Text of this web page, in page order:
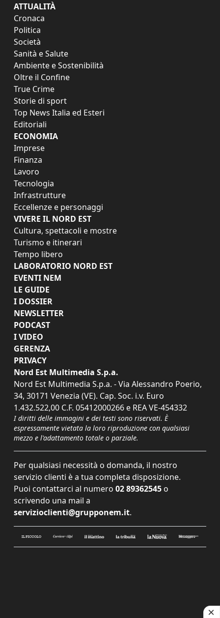
ATTUALITÀ
Cronaca
Politica
Società
Sanità e Salute
Ambiente e Sostenibilità
Oltre il Confine
True Crime
Storie di sport
Top News Italia ed Esteri
Editoriali
ECONOMIA
Imprese
Finanza
Lavoro
Tecnologia
Infrastrutture
Eccellenze e personaggi
VIVERE IL NORD EST
Cultura, spettacoli e mostre
Turismo e itinerari
Tempo libero
LABORATORIO NORD EST
EVENTI NEM
LE GUIDE
I DOSSIER
NEWSLETTER
PODCAST
I VIDEO
GERENZA
PRIVACY
Nord Est Multimedia S.p.a.
Nord Est Multimedia S.p.a. - Via Alessandro Poerio,
34, 30171 Venezia (VE). Cap. Soc. i.v. Euro
1.432.522,00 C.F. 05412000266 e REA VE-454332
I diritti delle immagini e dei testi sono riservati. È
espressamente vietata la loro riproduzione con qualsiasi
mezzo e l'adattamento totale o parziale.
Per qualsiasi necessità o domanda, il nostro
servizio clienti è a tua completa disposizione.
Puoi contattarci al numero 02 89362545 o
scrivendo una mail a
servizioclienti@grupponem.it.